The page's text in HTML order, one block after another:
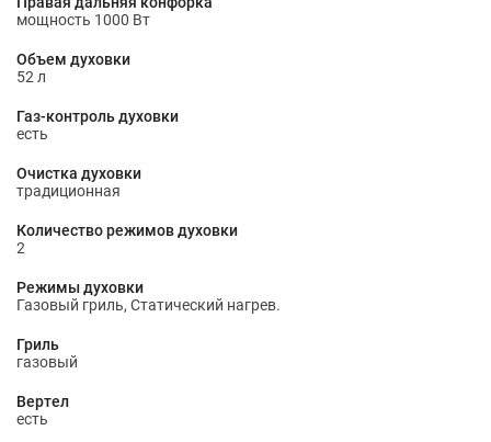
мощность 1000 Вт
Объем духовки
52 л
Газ-контроль духовки
есть
Очистка духовки
традиционная
Количество режимов духовки
2
Режимы духовки
Газовый гриль, Статический нагрев.
Гриль
газовый
Вертел
есть